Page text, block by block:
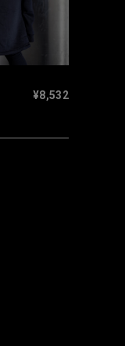
¥8,532